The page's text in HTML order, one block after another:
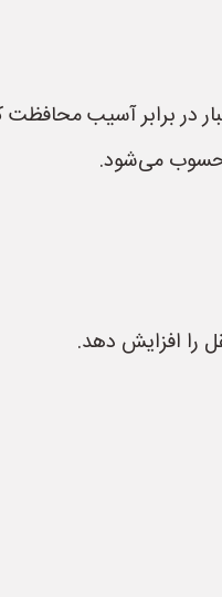
در برابر آسیب محافظت
محسوب می‌شود.
را افزایش دهد.